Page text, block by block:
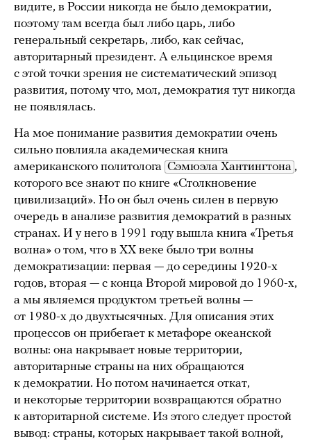
видите, в России никогда не было демократии,
поэтому там всегда был либо царь, либо
генеральный секретарь, либо, как сейчас,
авторитарный президент. А ельцинское время
с этой точки зрения не систематический эпизод
развития, потому что, мол, демократия тут никогда
не появлялась.
На мое понимание развития демократии очень
сильно повлияла академическая книга
американского политолога Сэмюэла Хантингтона ,
которого все знают по книге «Столкновение
цивилизаций». Но он был очень силен в первую
очередь в анализе развития демократий в разных
странах. И у него в 1991 году вышла книга «Третья
волна» о том, что в XX веке было три волны
демократизации: первая — до середины 1920-х
годов, вторая — с конца Второй мировой до 1960-х,
а мы являемся продуктом третьей волны —
от 1980-х до двухтысячных. Для описания этих
процессов он прибегает к метафоре океанской
волны: она накрывает новые территории,
авторитарные страны на них обращаются
к демократии. Но потом начинается откат,
и некоторые территории возвращаются обратно
к авторитарной системе. Из этого следует простой
вывод: страны, которых накрывает такой волной,